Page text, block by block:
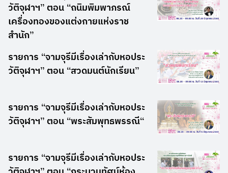
วัติจุฬาฯ” ตอน “ถนิมพิมพาภรณ์
เครื่องทองของแต่งกายแห่งราช
สำนัก”
รายการ “จามจุรีมีเรื่องเล่ากับหอประ
วัติจุฬาฯ” ตอน “สวดมนต์นักเรียน”
รายการ “จามจุรีมีเรื่องเล่ากับหอประ
วัติจุฬาฯ” ตอน “พระสัมพุทธพรรณี“
รายการ “จามจุรีมีเรื่องเล่ากับหอประ